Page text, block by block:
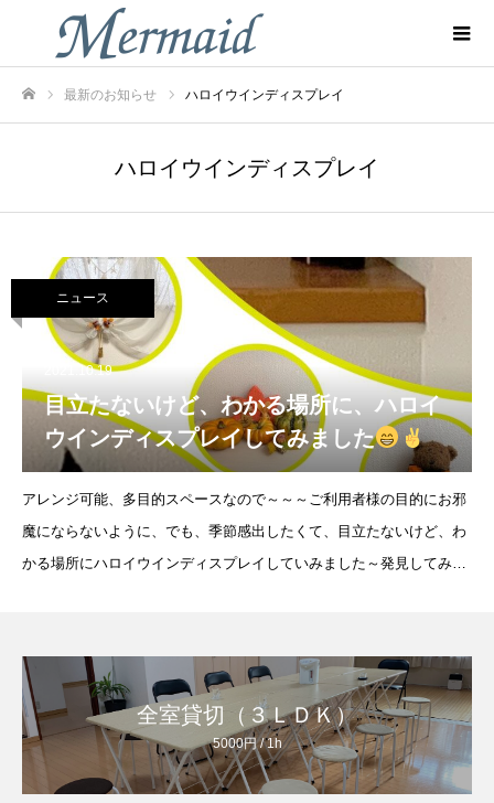
最新のお知らせ ハロイウインディスプレイ
ハロイウインディスプレイ
ニュース
2021.10.19
目立たないけど、わかる場所に、ハロイ
ウインディスプレイしてみました
アレンジ可能、多目的スペースなので～～～ご利用者様の目的にお邪
魔にならないように、でも、季節感出したくて、目立たないけど、わ
かる場所にハロイウインディスプレイしていみました～発見してみて
全室貸切（３ＬＤＫ）
5000円 / 1h